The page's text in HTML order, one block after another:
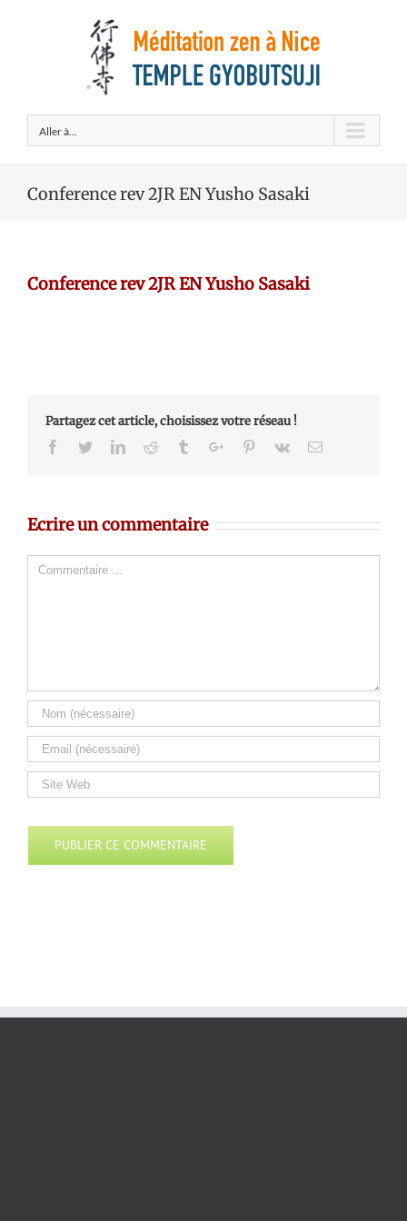
Aller à...
Conference rev 2JR EN Yusho Sasaki
Conference rev 2JR EN Yusho Sasaki
Partagez cet article, choisissez votre réseau !
Facebook
TwitterLinkedinReddit TumblrGoogle+Pinterest
Vk Email
Ecrire un commentaire
Comment